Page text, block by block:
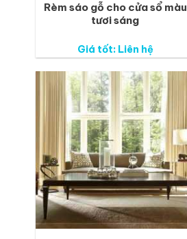
Rèm sáo gỗ cho cửa sổ màu
tươi sáng
Giá tốt: Liên hệ